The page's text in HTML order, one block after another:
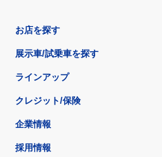
お店を探す
展示車/試乗車を探す
ラインアップ
クレジット/保険
企業情報
採用情報